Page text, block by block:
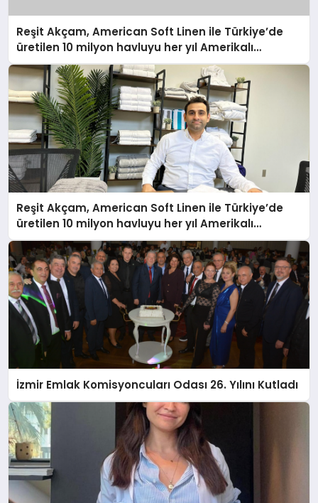
Reşit Akçam, American Soft Linen ile Türkiye’de
üretilen 10 milyon havluyu her yıl Amerikalı
tüketicilerle buluşturuyor
Reşit Akçam, American Soft Linen ile Türkiye’de
üretilen 10 milyon havluyu her yıl Amerikalı
tüketicilerle buluşturuyor
İzmir Emlak Komisyoncuları Odası 26. Yılını Kutladı